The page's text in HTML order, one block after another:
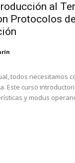
al
Protocolos de
todos necesitamos
Este curso
y modus